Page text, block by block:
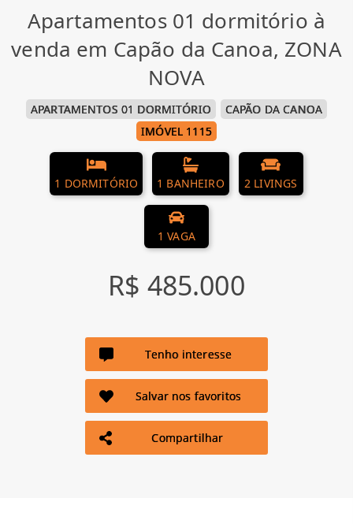
Apartamentos 01 dormitório à
venda em Capão da Canoa, ZONA
NOVA
APARTAMENTOS 01 DORMITÓRIO
CAPÃO DA CANOA
IMÓVEL 1115
1 DORMITÓRIO 1 BANHEIRO 2 LIVINGS
1 VAGA
R$ 485.000
Tenho interesse
Salvar nos favoritos
Compartilhar